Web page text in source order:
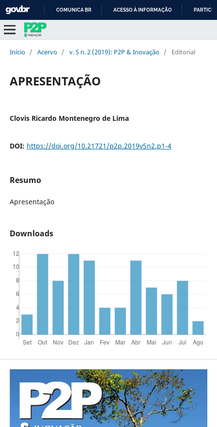
CONTEÚDO
COMUNICA BR ACESSO À INFORMAÇÃO
Início / Acervo / v. 5 n. 2 (2019): P2P & Inovação / Editorial
APRESENTAÇÃO
Clovis Ricardo Montenegro de Lima
DOI: https://doi.org/10.21721/p2p.2019v5n2.p1-4
Resumo
Apresentação
Downloads